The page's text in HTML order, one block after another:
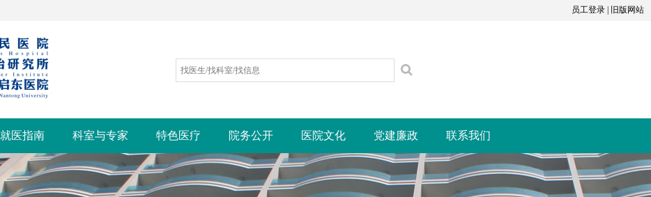
员工登录 旧版网站
就医指南 科室与专家 特色医疗 院务公开 医院文化 党建廉政 联系我们